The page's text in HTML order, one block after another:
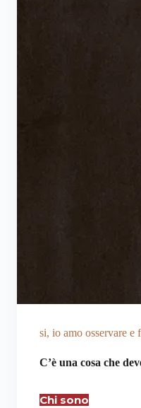
si, io amo osservare e
C’è una cosa che
Chi sono